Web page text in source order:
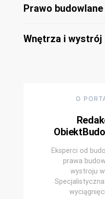
Prawo budowlane
Wnętrza i wystrój
O
Eksperci od
prawa
wystroju